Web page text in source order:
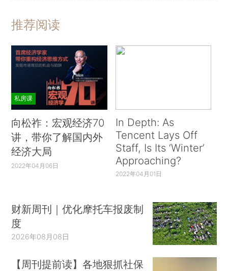
推荐阅读
私房课
向松祚：宏观经济70
讲，带你了解国内外
经济大局
2022年04月06日
In Depth: As
Tencent Lays Off
Staff, Is Its ‘Winter’
Approaching?
2022年04月01日
财新周刊｜优化摩托车报废制
度
2026年08月08日
【周刊提前读】各地狠抓社保